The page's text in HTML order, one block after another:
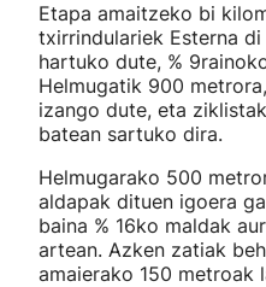
Etapa amaitzeko bi
txirrindulariek Esterna
hartuko dute, %
Helmugatik 900
izango dute, eta
batean sartuko dira.
Helmugarako 500
aldapak dituen igoera
baina % 16ko maldak
artean. Azken zatiak
amaierako 150 metroak